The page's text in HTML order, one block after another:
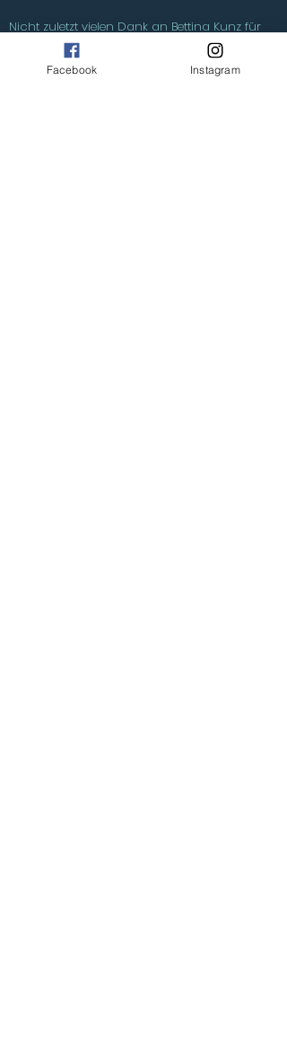
​Nicht zuletzt vielen Dank an Bettina Kunz für
die Übersetzungen!
Facebook Instagram